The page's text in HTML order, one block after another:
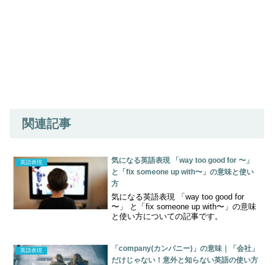
関連記事
英語表現
気になる英語表現 「way too good for 〜」
と「fix someone up with〜」の意味と使い
方
気になる英語表現 「way too good for
〜」 と「fix someone up with〜」の意味
と使い方についての記事です。
英語表現
「company(カンパニー)」の意味｜「会社」
だけじゃない！意外と知らない英語の使い方